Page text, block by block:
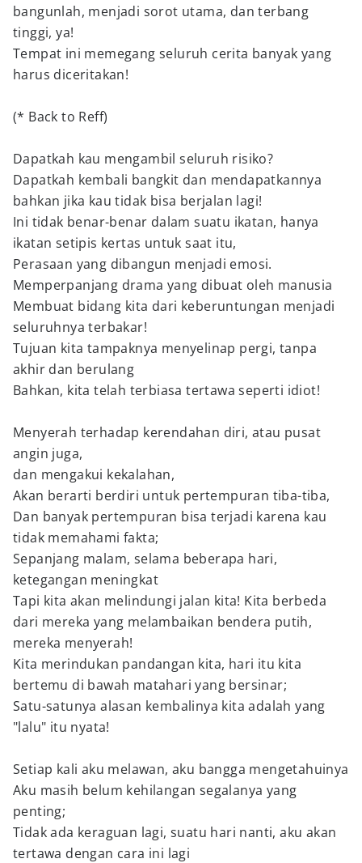
bangunlah, menjadi sorot utama, dan terbang
tinggi, ya!
Tempat ini memegang seluruh cerita banyak yang
harus diceritakan!
(* Back to Reff)
Dapatkah kau mengambil seluruh risiko?
Dapatkah kembali bangkit dan mendapatkannya
bahkan jika kau tidak bisa berjalan lagi!
Ini tidak benar-benar dalam suatu ikatan, hanya
ikatan setipis kertas untuk saat itu,
Perasaan yang dibangun menjadi emosi.
Memperpanjang drama yang dibuat oleh manusia
Membuat bidang kita dari keberuntungan menjadi
seluruhnya terbakar!
Tujuan kita tampaknya menyelinap pergi, tanpa
akhir dan berulang
Bahkan, kita telah terbiasa tertawa seperti idiot!
Menyerah terhadap kerendahan diri, atau pusat
angin juga,
dan mengakui kekalahan,
Akan berarti berdiri untuk pertempuran tiba-tiba,
Dan banyak pertempuran bisa terjadi karena kau
tidak memahami fakta;
Sepanjang malam, selama beberapa hari,
ketegangan meningkat
Tapi kita akan melindungi jalan kita! Kita berbeda
dari mereka yang melambaikan bendera putih,
mereka menyerah!
Kita merindukan pandangan kita, hari itu kita
bertemu di bawah matahari yang bersinar;
Satu-satunya alasan kembalinya kita adalah yang
"lalu" itu nyata!
Setiap kali aku melawan, aku bangga mengetahuinya
Aku masih belum kehilangan segalanya yang
penting;
Tidak ada keraguan lagi, suatu hari nanti, aku akan
tertawa dengan cara ini lagi